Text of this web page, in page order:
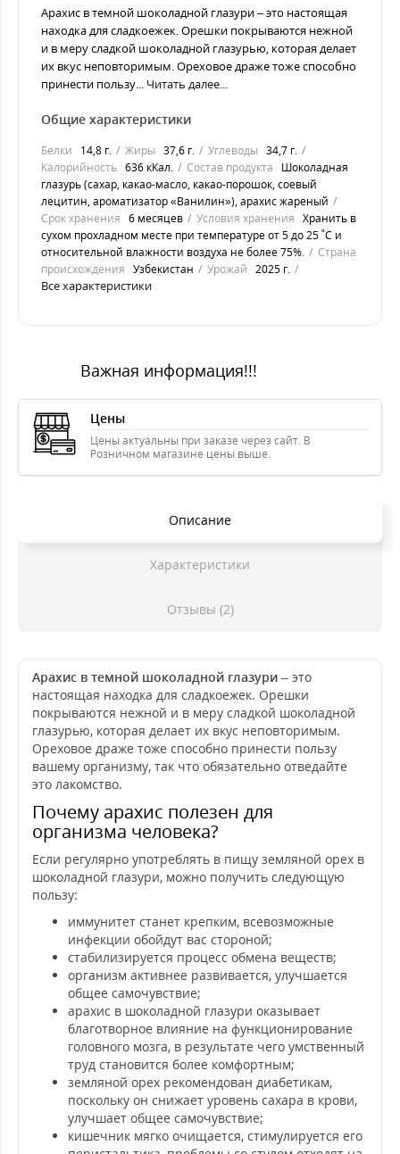
Арахис в темной шоколадной глазури – это настоящая
находка для сладкоежек. Орешки покрываются нежной
и в меру сладкой шоколадной глазурью, которая делает
их вкус неповторимым. Ореховое драже тоже способно
принести пользу... Читать далее...
Общие характеристики
Белки 14,8 г. Жиры 37,6 г. Углеводы 34,7 г.
Калорийность 636 кКал. Состав продукта
Шоколадная
глазурь (сахар, какао-масло, какао-порошок, соевый
лецитин, ароматизатор «Ванилин»), арахис жареный
Срок хранения 6 месяцев Условия хранения Хранить в
сухом прохладном месте при температуре от 5 до 25 ˚С и
относительной влажности воздуха не более 75%.
Страна
происхождения Узбекистан Урожай 2025 г.
Все характеристики
Важная информация!!!
Цены
Цены актуальны при заказе через сайт. В
Розничном магазине цены выше.
Описание
Характеристики
Отзывы (2)
Арахис в темной шоколадной глазури – это
настоящая находка для сладкоежек. Орешки
покрываются нежной и в меру сладкой шоколадной
глазурью, которая делает их вкус неповторимым.
Ореховое драже тоже способно принести пользу
вашему организму, так что обязательно отведайте
это лакомство.
Почему арахис полезен для
организма человека?
Если регулярно употреблять в пищу земляной орех в
шоколадной глазури, можно получить следующую
пользу:
иммунитет станет крепким, всевозможные
инфекции обойдут вас стороной;
стабилизируется процесс обмена веществ;
организм активнее развивается, улучшается
общее самочувствие;
арахис в шоколадной глазури оказывает
благотворное влияние на функционирование
головного мозга, в результате чего умственный
труд становится более комфортным;
земляной орех рекомендован диабетикам,
поскольку он снижает уровень сахара в крови,
улучшает общее самочувствие;
кишечник мягко очищается, стимулируется его